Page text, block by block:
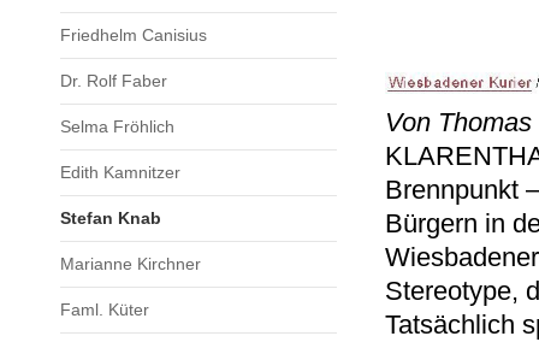
Friedhelm Canisius
Dr. Rolf Faber
Selma Fröhlich
Edith Kamnitzer
Stefan Knab
Marianne Kirchner
Faml. Küter
Von
Brennpunkt
Bürgern in
Stereotype,
Tatsächlich